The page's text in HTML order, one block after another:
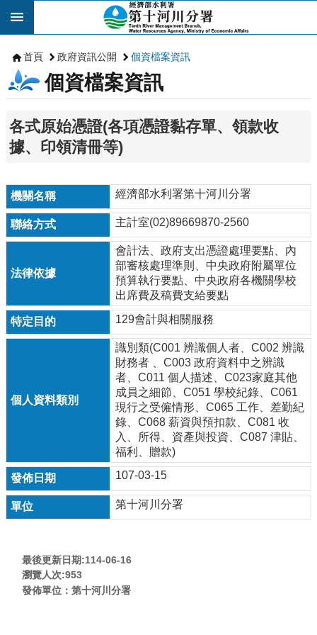
跳到主要內容區塊
首頁 政府資訊公開 個資檔案資訊
個資檔案資訊
各式原始憑證(各項憑證黏存單、領款收
據、印領清冊等)
經濟部水利署第十河川分署
主計室(02)89669870-2560
會計法、政府支出憑證處理要點、內
部審核處理準則、中央政府附屬單位
預算執行要點、中央政府各機關學校
出席費及稿費支給要點
129會計與相關服務
識別類(C001 辨識個人者、C002 辨識
財務者 、C003 政府資料中之辨識
者、C011 個人描述、C023家庭其他
成員之細節、C051 學校紀錄、C061
現行之受僱情形、C065 工作、差勤紀
錄、C068 薪資與預扣款、C081 收
入、所得、資產與投資、C087 津貼、
福利、贈款)
107-03-15
第十河川分署
最後更新日期:114-06-16
瀏覽人次:953
發佈單位：第十河川分署